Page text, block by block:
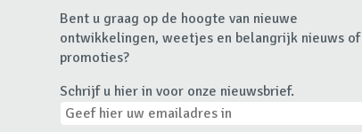
Bent u graag op de hoogte van nieuwe
ontwikkelingen, weetjes en belangrijk nieuws of
promoties?
Schrijf u hier in voor onze nieuwsbrief.